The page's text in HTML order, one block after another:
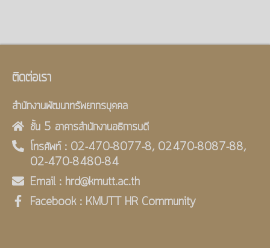
ติดต่อเรา
สำนักงานพัฒนาทรัพยากรบุคคล
ชั้น 5 อาคารสำนักงานอธิการบดี
โทรศัพท์ : 02-470-8077-8, 02470-8087-88,
02-470-8480-84
Email : hrd@kmutt.ac.th
Facebook : KMUTT HR Community